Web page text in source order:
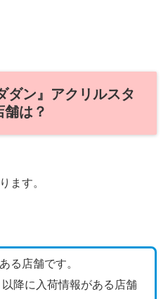
ダン』アクリルスタ
は？
ます。
る店舗です。
降に入荷情報がある店舗